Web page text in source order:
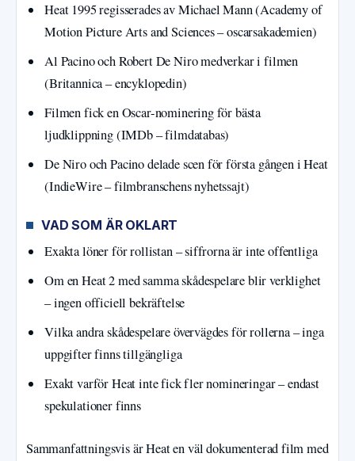
Heat 1995 regisserades av Michael Mann (Academy of
Motion Picture Arts and Sciences – oscarsakademien)
Al Pacino och Robert De Niro medverkar i filmen
(Britannica – encyklopedin)
Filmen fick en Oscar-nominering för bästa
ljudklippning (IMDb – filmdatabas)
De Niro och Pacino delade scen för första gången i Heat
(IndieWire – filmbranschens nyhetssajt)
VAD SOM ÄR OKLART
Exakta löner för rollistan – siffrorna är inte offentliga
Om en Heat 2 med samma skådespelare blir verklighet
– ingen officiell bekräftelse
Vilka andra skådespelare övervägdes för rollerna – inga
uppgifter finns tillgängliga
Exakt varför Heat inte fick fler nomineringar – endast
spekulationer finns
Sammanfattningsvis är Heat en väl dokumenterad film med